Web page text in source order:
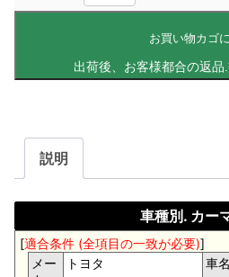
お買い物カゴ
説明
車種別. カー
[適合条件 (全項目の一致が必要)]
メー
トヨタ 車名